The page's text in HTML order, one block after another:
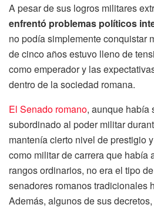
A pesar de sus logros militares
enfrentó problemas políticos
no podía simplemente conquistar
de cinco años estuvo lleno de
como emperador y las
dentro de la sociedad romana.
El Senado romano, aunque había
subordinado al poder militar
mantenía cierto nivel de prestigio
como militar de carrera que había
rangos ordinarios, no era el tipo
senadores romanos tradicionales
Además, algunos de sus